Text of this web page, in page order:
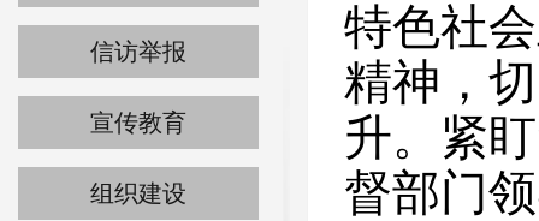
信访举报
宣传教育
组织建设
特色社
精神，
升。紧
督部门